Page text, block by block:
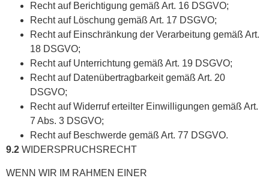
Recht auf Berichtigung gemäß Art. 16 DSGVO;
Recht auf Löschung gemäß Art. 17 DSGVO;
Recht auf Einschränkung der Verarbeitung gemäß Art.
18 DSGVO;
Recht auf Unterrichtung gemäß Art. 19 DSGVO;
Recht auf Datenübertragbarkeit gemäß Art. 20
DSGVO;
Recht auf Widerruf erteilter Einwilligungen gemäß Art.
7 Abs. 3 DSGVO;
Recht auf Beschwerde gemäß Art. 77 DSGVO.
9.2 WIDERSPRUCHSRECHT
WENN WIR IM RAHMEN EINER